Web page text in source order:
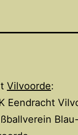
Vilvoorde:
Eendracht